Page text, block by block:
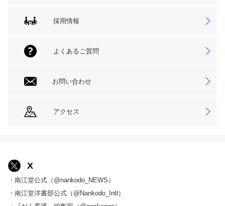
採用情報
よくあるご質問
お問い合わせ
アクセス
X
・南江堂公式（@nankodo_NEWS）
・南江堂洋書部公式（@Nankodo_Intl）